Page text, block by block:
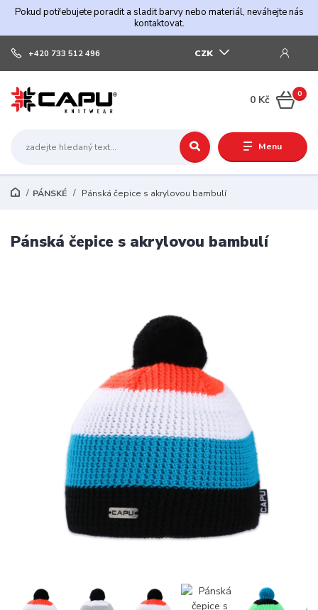
Pokud potřebujete poradit a sladit barvy nebo materiál, neváhejte nás
kontaktovat.
Menu
CZK
+420 733 512 496
0
0 Kč
PÁNSKÉ Pánská čepice s akrylovou bambulí
Pánská čepice s akrylovou bambulí